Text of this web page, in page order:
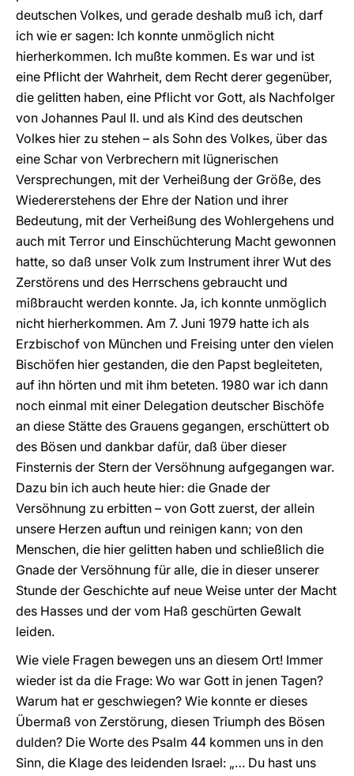
deutschen Volkes, und gerade deshalb muß ich, darf
ich wie er sagen: Ich konnte unmöglich nicht
hierherkommen. Ich mußte kommen. Es war und ist
eine Pflicht der Wahrheit, dem Recht derer gegenüber,
die gelitten haben, eine Pflicht vor Gott, als Nachfolger
von Johannes Paul II. und als Kind des deutschen
Volkes hier zu stehen – als Sohn des Volkes, über das
eine Schar von Verbrechern mit lügnerischen
Versprechungen, mit der Verheißung der Größe, des
Wiedererstehens der Ehre der Nation und ihrer
Bedeutung, mit der Verheißung des Wohlergehens und
auch mit Terror und Einschüchterung Macht gewonnen
hatte, so daß unser Volk zum Instrument ihrer Wut des
Zerstörens und des Herrschens gebraucht und
mißbraucht werden konnte. Ja, ich konnte unmöglich
nicht hierherkommen. Am 7. Juni 1979 hatte ich als
Erzbischof von München und Freising unter den vielen
Bischöfen hier gestanden, die den Papst begleiteten,
auf ihn hörten und mit ihm beteten. 1980 war ich dann
noch einmal mit einer Delegation deutscher Bischöfe
an diese Stätte des Grauens gegangen, erschüttert ob
des Bösen und dankbar dafür, daß über dieser
Finsternis der Stern der Versöhnung aufgegangen war.
Dazu bin ich auch heute hier: die Gnade der
Versöhnung zu erbitten – von Gott zuerst, der allein
unsere Herzen auftun und reinigen kann; von den
Menschen, die hier gelitten haben und schließlich die
Gnade der Versöhnung für alle, die in dieser unserer
Stunde der Geschichte auf neue Weise unter der Macht
des Hasses und der vom Haß geschürten Gewalt
leiden.
Wie viele Fragen bewegen uns an diesem Ort! Immer
wieder ist da die Frage: Wo war Gott in jenen Tagen?
Warum hat er geschwiegen? Wie konnte er dieses
Übermaß von Zerstörung, diesen Triumph des Bösen
dulden? Die Worte des Psalm 44 kommen uns in den
Sinn, die Klage des leidenden Israel: „… Du hast uns